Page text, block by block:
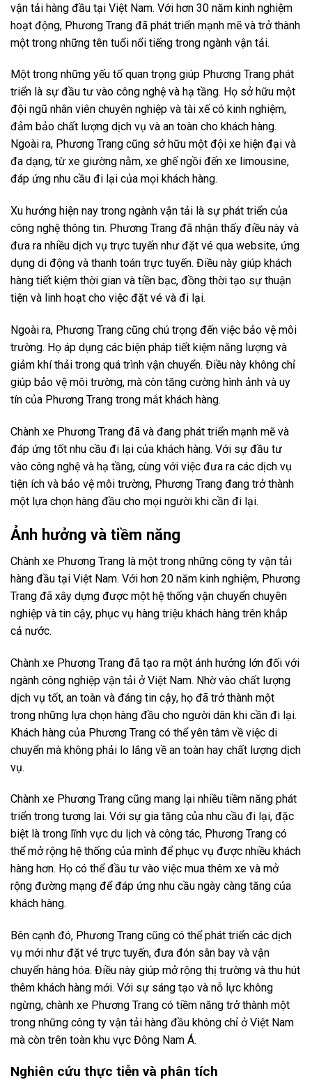
vận tải hàng đầu tại Việt Nam. Với hơn 30 năm kinh nghiệm
hoạt động, Phương Trang đã phát triển mạnh mẽ và trở thành
một trong những tên tuổi nổi tiếng trong ngành vận tải.
Một trong những yếu tố quan trọng giúp Phương Trang phát
triển là sự đầu tư vào công nghệ và hạ tầng. Họ sở hữu một
đội ngũ nhân viên chuyên nghiệp và tài xế có kinh nghiệm,
đảm bảo chất lượng dịch vụ và an toàn cho khách hàng.
Ngoài ra, Phương Trang cũng sở hữu một đội xe hiện đại và
đa dạng, từ xe giường nằm, xe ghế ngồi đến xe limousine,
đáp ứng nhu cầu đi lại của mọi khách hàng.
Xu hướng hiện nay trong ngành vận tải là sự phát triển của
công nghệ thông tin. Phương Trang đã nhận thấy điều này và
đưa ra nhiều dịch vụ trực tuyến như đặt vé qua website, ứng
dụng di động và thanh toán trực tuyến. Điều này giúp khách
hàng tiết kiệm thời gian và tiền bạc, đồng thời tạo sự thuận
tiện và linh hoạt cho việc đặt vé và đi lại.
Ngoài ra, Phương Trang cũng chú trọng đến việc bảo vệ môi
trường. Họ áp dụng các biện pháp tiết kiệm năng lượng và
giảm khí thải trong quá trình vận chuyển. Điều này không chỉ
giúp bảo vệ môi trường, mà còn tăng cường hình ảnh và uy
tín của Phương Trang trong mắt khách hàng.
Chành xe Phương Trang đã và đang phát triển mạnh mẽ và
đáp ứng tốt nhu cầu đi lại của khách hàng. Với sự đầu tư
vào công nghệ và hạ tầng, cùng với việc đưa ra các dịch vụ
tiện ích và bảo vệ môi trường, Phương Trang đang trở thành
một lựa chọn hàng đầu cho mọi người khi cần đi lại.
Ảnh hưởng và tiềm năng
Chành xe Phương Trang là một trong những công ty vận tải
hàng đầu tại Việt Nam. Với hơn 20 năm kinh nghiệm, Phương
Trang đã xây dựng được một hệ thống vận chuyển chuyên
nghiệp và tin cậy, phục vụ hàng triệu khách hàng trên khắp
cả nước.
Chành xe Phương Trang đã tạo ra một ảnh hưởng lớn đối với
ngành công nghiệp vận tải ở Việt Nam. Nhờ vào chất lượng
dịch vụ tốt, an toàn và đáng tin cậy, họ đã trở thành một
trong những lựa chọn hàng đầu cho người dân khi cần đi lại.
Khách hàng của Phương Trang có thể yên tâm về việc di
chuyển mà không phải lo lắng về an toàn hay chất lượng dịch
vụ.
Chành xe Phương Trang cũng mang lại nhiều tiềm năng phát
triển trong tương lai. Với sự gia tăng của nhu cầu đi lại, đặc
biệt là trong lĩnh vực du lịch và công tác, Phương Trang có
thể mở rộng hệ thống của mình để phục vụ được nhiều khách
hàng hơn. Họ có thể đầu tư vào việc mua thêm xe và mở
rộng đường mạng để đáp ứng nhu cầu ngày càng tăng của
khách hàng.
Bên cạnh đó, Phương Trang cũng có thể phát triển các dịch
vụ mới như đặt vé trực tuyến, đưa đón sân bay và vận
chuyển hàng hóa. Điều này giúp mở rộng thị trường và thu hút
thêm khách hàng mới. Với sự sáng tạo và nỗ lực không
ngừng, chành xe Phương Trang có tiềm năng trở thành một
trong những công ty vận tải hàng đầu không chỉ ở Việt Nam
mà còn trên toàn khu vực Đông Nam Á.
Nghiên cứu thực tiễn và phân tích